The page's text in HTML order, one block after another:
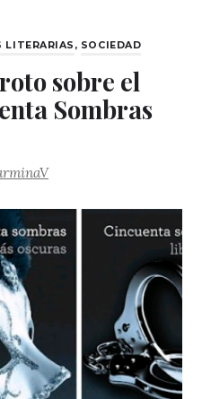
LITERARIAS , SOCIEDAD
sobre el
Sombras